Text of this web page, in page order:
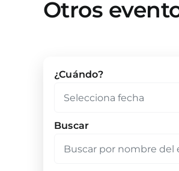
Otros
¿Cuándo?
Buscar